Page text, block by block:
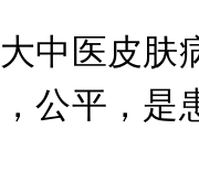
中医皮肤
公平，是